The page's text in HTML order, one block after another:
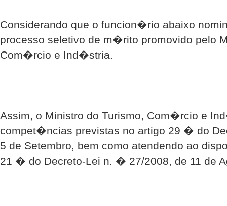
Considerando que o funcion�rio abaixo
processo seletivo de m�rito promovido pelo
Com�rcio e Ind�stria.
Assim, o Ministro do Turismo, Com�rcio e
compet�ncias previstas no artigo 29 � do
5 de Setembro, bem como atendendo ao
21 � do Decreto-Lei n. � 27/2008, de 11 de